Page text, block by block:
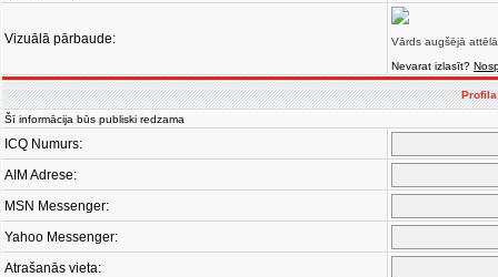
Vizuālā pārbaude: Vārds augšējā
Nevarat izlasīt?
Šī informācija būs publiski redzama
ICQ Numurs:
AIM Adrese:
MSN Messenger:
Yahoo Messenger:
Atrašanās vieta: